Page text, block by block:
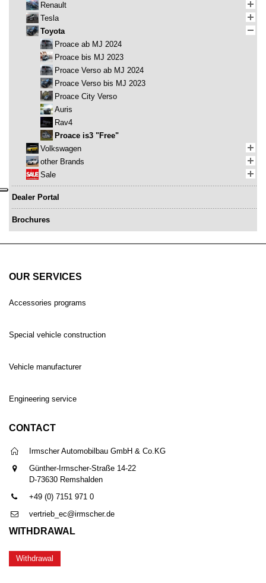
Renault
Tesla
Toyota
Proace ab MJ 2024
Proace bis MJ 2023
Proace Verso ab MJ 2024
Proace Verso bis MJ 2023
Proace City Verso
Auris
Rav4
Proace is3 "Free"
Volkswagen
other Brands
Sale
Dealer Portal
Brochures
OUR SERVICES
Accessories programs
Special vehicle construction
Vehicle manufacturer
Engineering service
CONTACT
Irmscher Automobilbau GmbH & Co.KG
Günther-Irmscher-Straße 14-22
D-73630 Remshalden
+49 (0) 7151 971 0
vertrieb_ec@irmscher.de
WITHDRAWAL
Withdrawal